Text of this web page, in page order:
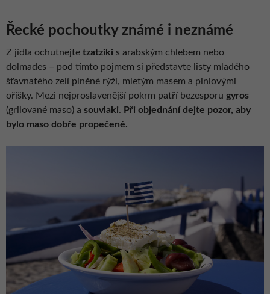
Řecké pochoutky známé i neznámé
Z jídla ochutnejte tzatziki s arabským chlebem nebo
dolmades – pod tímto pojmem si představte listy mladého
šťavnatého zelí plněné rýží, mletým masem a piniovými
oříšky. Mezi nejproslavenější pokrm patří bezesporu gyros
(grilované maso) a souvlaki. Při objednání dejte pozor, aby
bylo maso dobře propečené.